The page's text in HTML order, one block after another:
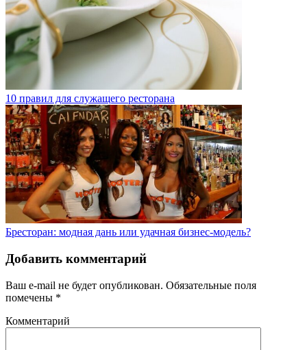
10 правил для служащего ресторана
Бресторан: модная дань или удачная бизнес-модель?
Добавить комментарий
Ваш e-mail не будет опубликован. Обязательные поля
помечены *
Комментарий